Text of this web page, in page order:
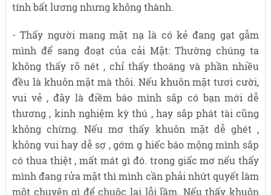
tính bất lương nhưng không thành.
- Thấy người mang mặt nạ là có kẻ đang gạt gẫm
mình để sang đoạt của cải Mặt: Thường chúng ta
không thấy rõ nét , chỉ thấy thoáng và phần nhiều
đều là khuôn mặt mà thôi. Nếu khuôn mặt tươi cười,
vui vẻ , đây là điềm báo mình sắp có bạn mới dễ
thương , kinh nghiệm kỳ thú , hay sắp phát tài cũng
không chừng. Nếu mơ thấy khuôn mặt dễ ghét ,
không vui hay dễ sợ , gớm g hiếc báo mộng mình sắp
có thua thiệt , mất mát gì đó. trong giấc mơ nếu thấy
mình đang rửa mặt thì mình cần phải nhứt quyết làm
một chuyện gì để chuộc lại lỗi lầm. Nếu thấy khuôn